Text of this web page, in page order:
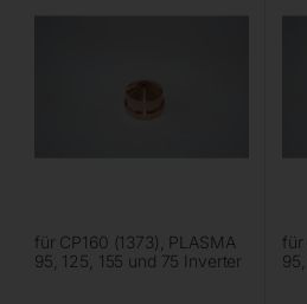
für CP160 (1373), PLASMA
95, 125, 155 und 75 Inverter
für